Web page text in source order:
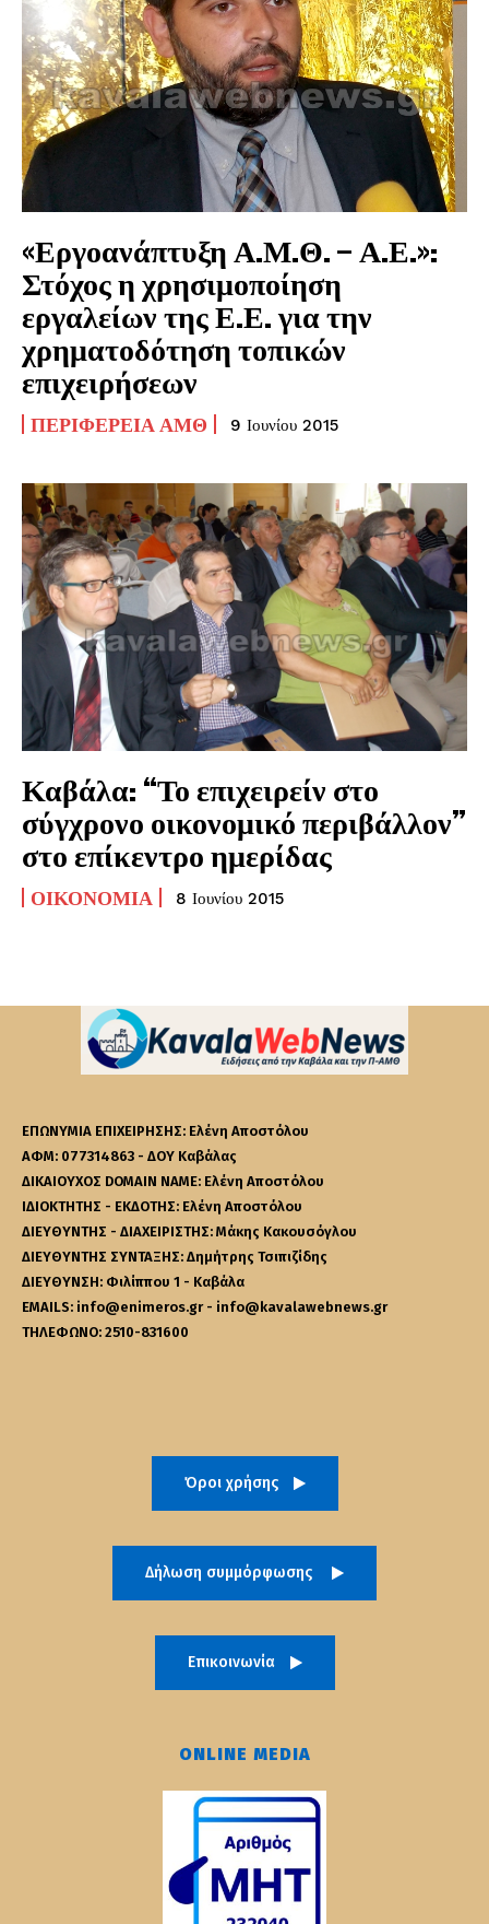
«Εργοανάπτυξη Α.Μ.Θ. – Α.Ε.»:
Στόχος η χρησιμοποίηση
εργαλείων της Ε.Ε. για την
χρηματοδότηση τοπικών
επιχειρήσεων
ΠΕΡΙΦΈΡΕΙΑ ΑΜΘ 9 Ιουνίου 2015
Καβάλα: “Το επιχειρείν στο
σύγχρονο οικονομικό περιβάλλον”
στο επίκεντρο ημερίδας
ΟΙΚΟΝΟΜΊΑ 8 Ιουνίου 2015
ΕΠΩΝΥΜΙΑ ΕΠΙΧΕΙΡΗΣΗΣ: Ελένη Αποστόλου
ΑΦΜ: 077314863 - ΔΟΥ Καβάλας
ΔΙΚΑΙΟΥΧΟΣ DOMAIN NAME: Ελένη Αποστόλου
ΙΔΙΟΚΤΗΤΗΣ - ΕΚΔΟΤΗΣ: Ελένη Αποστόλου
ΔΙΕΥΘΥΝΤΗΣ - ΔΙΑΧΕΙΡΙΣΤΗΣ: Μάκης Κακουσόγλου
ΔΙΕΥΘΥΝΤΗΣ ΣΥΝΤΑΞΗΣ: Δημήτρης Τσιπιζίδης
ΔΙΕΥΘΥΝΣΗ: Φιλίππου 1 - Καβάλα
EMAILS: info@enimeros.gr - info@kavalawebnews.gr
ΤΗΛΕΦΩΝΟ: 2510-831600
Όροι χρήσης
Δήλωση συμμόρφωσης
Επικοινωνία
ONLINE MEDIA